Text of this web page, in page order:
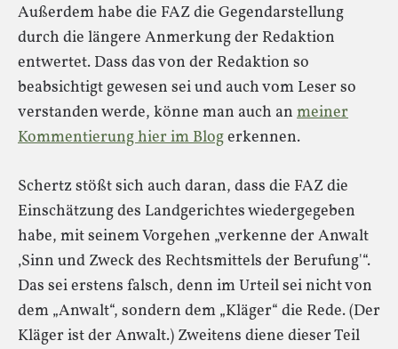
Außerdem habe die FAZ die Gegendarstellung
durch die längere Anmerkung der Redaktion
entwertet. Dass das von der Redaktion so
beabsichtigt gewesen sei und auch vom Leser so
verstanden werde, könne man auch an meiner
Kommentierung hier im Blogerkennen.
Schertz stößt sich auch daran, dass die FAZ die
Einschätzung des Landgerichtes wiedergegeben
habe, mit seinem Vorgehen „verkenne der Anwalt
‚Sinn und Zweck des Rechtsmittels der Berufung'“.
Das sei erstens falsch, denn im Urteil sei nicht von
dem „Anwalt“, sondern dem „Kläger“ die Rede. (Der
Kläger ist der Anwalt.) Zweitens diene dieser Teil